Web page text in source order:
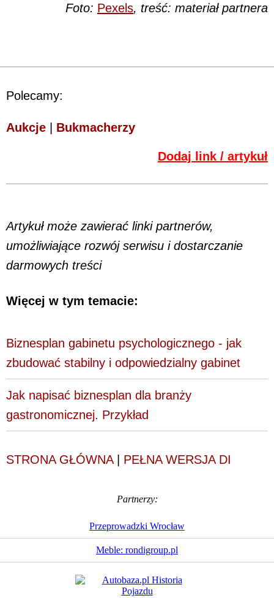
Foto: Pexels, treść: materiał partnera
Polecamy:
Aukcje | Bukmacherzy
Dodaj link / artykuł
Artykuł może zawierać linki partnerów,
umożliwiające rozwój serwisu i dostarczanie
darmowych treści
Więcej w tym temacie:
Biznesplan gabinetu psychologicznego - jak
zbudować stabilny i odpowiedzialny gabinet
Jak napisać biznesplan dla branży
gastronomicznej. Przykład
STRONA GŁÓWNA| PEŁNA WERSJA DI
Partnerzy:
Przeprowadzki Wrocław
Meble: rondigroup.pl